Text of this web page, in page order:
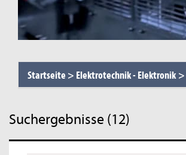
Startseite > Elektrotechnik - Elektronik >
Suchergebnisse (12)